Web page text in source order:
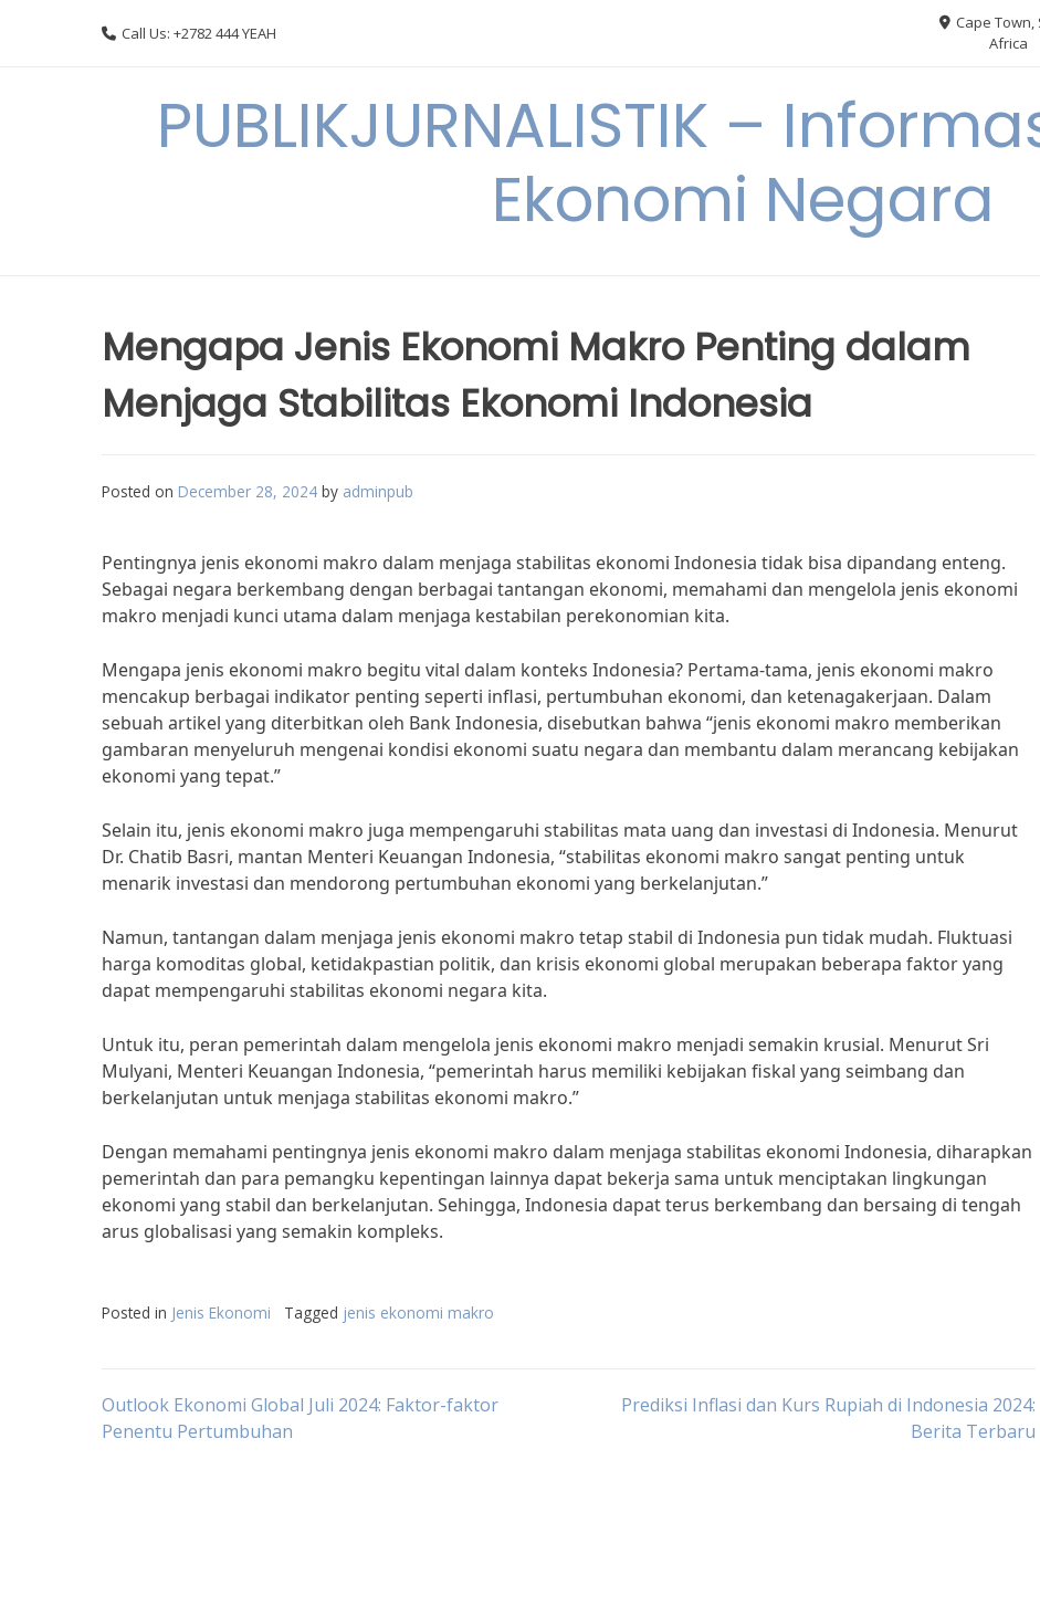
Call Us: +2782 444 YEAH
Cape Town,
Africa
PUBLIKJURNALISTIK –
Ekonomi Negara
Mengapa Jenis Ekonomi Makro Penting dalam
Menjaga Stabilitas Ekonomi Indonesia
Posted on December 28, 2024 by adminpub
Pentingnya jenis ekonomi makro dalam menjaga stabilitas ekonomi Indonesia tidak bisa dipandang enteng.
Sebagai negara berkembang dengan berbagai tantangan ekonomi, memahami dan mengelola jenis ekonomi
makro menjadi kunci utama dalam menjaga kestabilan perekonomian kita.
Mengapa jenis ekonomi makro begitu vital dalam konteks Indonesia? Pertama-tama, jenis ekonomi makro
mencakup berbagai indikator penting seperti inflasi, pertumbuhan ekonomi, dan ketenagakerjaan. Dalam
sebuah artikel yang diterbitkan oleh Bank Indonesia, disebutkan bahwa “jenis ekonomi makro memberikan
gambaran menyeluruh mengenai kondisi ekonomi suatu negara dan membantu dalam merancang kebijakan
ekonomi yang tepat.”
Selain itu, jenis ekonomi makro juga mempengaruhi stabilitas mata uang dan investasi di Indonesia. Menurut
Dr. Chatib Basri, mantan Menteri Keuangan Indonesia, “stabilitas ekonomi makro sangat penting untuk
menarik investasi dan mendorong pertumbuhan ekonomi yang berkelanjutan.”
Namun, tantangan dalam menjaga jenis ekonomi makro tetap stabil di Indonesia pun tidak mudah. Fluktuasi
harga komoditas global, ketidakpastian politik, dan krisis ekonomi global merupakan beberapa faktor yang
dapat mempengaruhi stabilitas ekonomi negara kita.
Untuk itu, peran pemerintah dalam mengelola jenis ekonomi makro menjadi semakin krusial. Menurut Sri
Mulyani, Menteri Keuangan Indonesia, “pemerintah harus memiliki kebijakan fiskal yang seimbang dan
berkelanjutan untuk menjaga stabilitas ekonomi makro.”
Dengan memahami pentingnya jenis ekonomi makro dalam menjaga stabilitas ekonomi Indonesia, diharapkan
pemerintah dan para pemangku kepentingan lainnya dapat bekerja sama untuk menciptakan lingkungan
ekonomi yang stabil dan berkelanjutan. Sehingga, Indonesia dapat terus berkembang dan bersaing di tengah
arus globalisasi yang semakin kompleks.
Posted in Jenis Ekonomi Tagged jenis ekonomi makro
Post
Outlook Ekonomi Global Juli 2024: Faktor-faktor
Penentu Pertumbuhan
Prediksi Inflasi dan Kurs Rupiah di Indonesia 2024:
Berita Terbaru